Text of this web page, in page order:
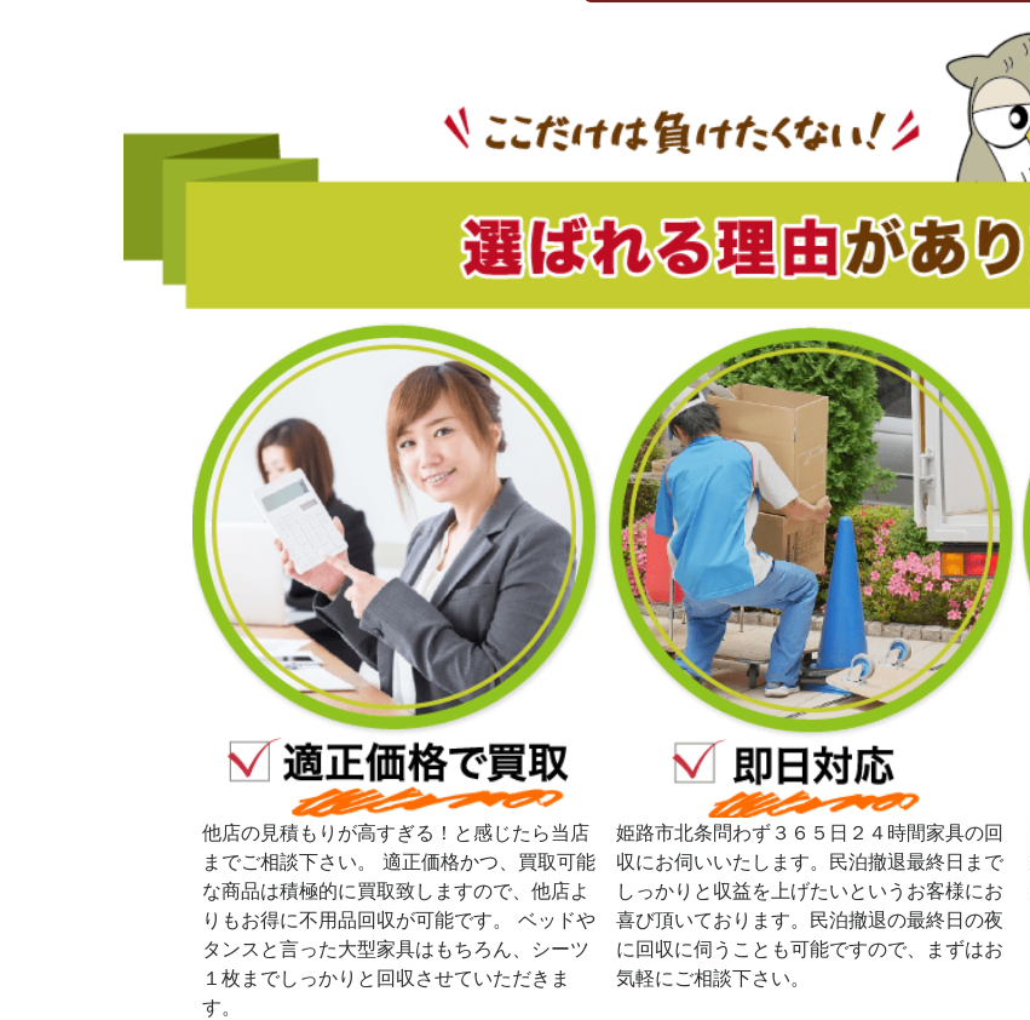
他店の見積もりが高すぎる！と感じたら当店
までご相談下さい。 適正価格かつ、買取可能
な商品は積極的に買取致しますので、他店よ
りもお得に不用品回収が可能です。 ベッドや
タンスと言った大型家具はもちろん、シーツ
１枚までしっかりと回収させていただきま
す。
姫路市北条問わず３６５日２４時間家具の回
収にお伺いいたします。民泊撤退最終日まで
しっかりと収益を上げたいというお客様にお
喜び頂いております。民泊撤退の最終日の夜
に回収に伺うことも可能ですので、まずはお
気軽にご相談下さい。